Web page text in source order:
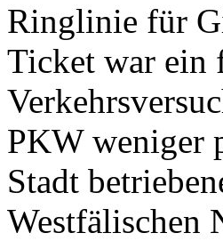
Ringlinie für
Ticket war ein
PKW weniger
Stadt